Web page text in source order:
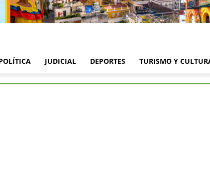
JUDICIAL DEPORTES TURISMO Y
Nicolás Reyes